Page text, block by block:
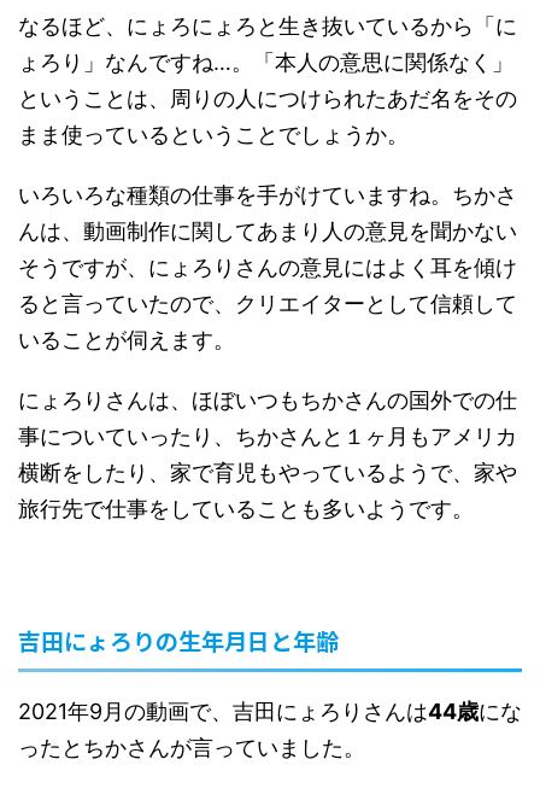
なるほど、にょろにょろと生き抜いているから「に
ょろり」なんですね…。「本人の意思に関係なく」
ということは、周りの人につけられたあだ名をその
まま使っているということでしょうか。
いろいろな種類の仕事を手がけていますね。ちかさ
んは、動画制作に関してあまり人の意見を聞かない
そうですが、にょろりさんの意見にはよく耳を傾け
ると言っていたので、クリエイターとして信頼して
いることが伺えます。
にょろりさんは、ほぼいつもちかさんの国外での仕
事についていったり、ちかさんと１ヶ月もアメリカ
横断をしたり、家で育児もやっているようで、家や
旅行先で仕事をしていることも多いようです。
吉田にょろりの生年月日と年齢
2021年9月の動画で、吉田にょろりさんは44歳にな
ったとちかさんが言っていました。